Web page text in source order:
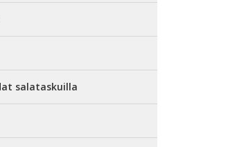
salataskuilla